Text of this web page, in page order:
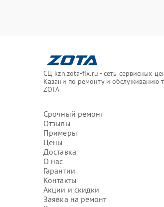
СЦ kzn.zota-fix.ru - сеть сервисных
Казани по ремонту и обслуживанию
ZOTA
Срочный ремонт
Отзывы
Примеры
Цены
Доставка
О нас
Гарантии
Контакты
Акции и скидки
Заявка на ремонт